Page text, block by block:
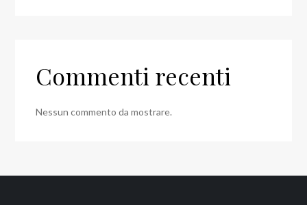
Commenti recenti
Nessun commento da mostrare.